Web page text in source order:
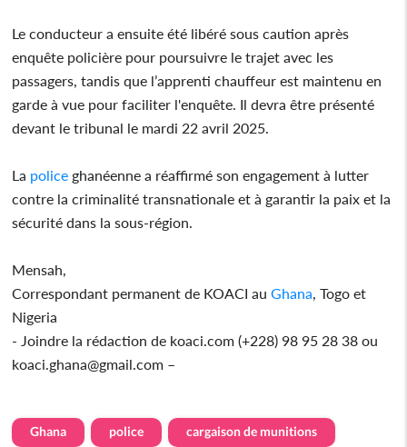
Le conducteur a ensuite été libéré sous caution après
enquête policière pour poursuivre le trajet avec les
passagers, tandis que l’apprenti chauffeur est maintenu en
garde à vue pour faciliter l'enquête. Il devra être présenté
devant le tribunal le mardi 22 avril 2025.
La police ghanéenne a réaffirmé son engagement à lutter
contre la criminalité transnationale et à garantir la paix et la
sécurité dans la sous-région.
Mensah,
Correspondant permanent de KOACI auGhana, Togo et
Nigeria
- Joindre la rédaction de koaci.com (+228) 98 95 28 38 ou
koaci.ghana@gmail.com –
Ghana police cargaison de munitions